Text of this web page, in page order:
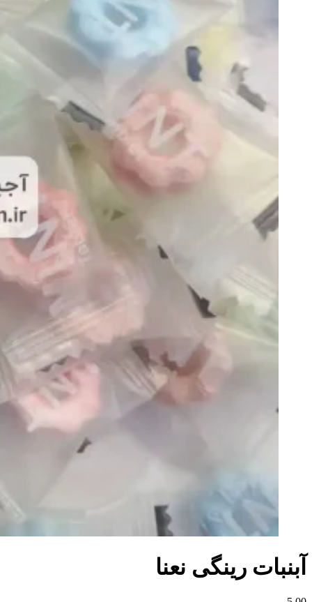
آبنبات رینگی نعنا